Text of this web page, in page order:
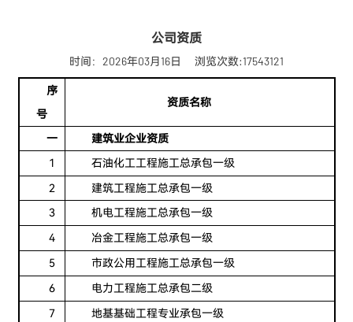
公司资质
时间：2026年03月16日 浏览次数:17543121
序
号
资质名称
一
建筑业企业资质
1
石油化工工程施工总承包一级
2
建筑工程施工总承包一级
3
机电工程施工总承包一级
4
冶金工程施工总承包一级
5
市政公用工程施工总承包一级
6
电力工程施工总承包二级
7
地基基础工程专业承包一级